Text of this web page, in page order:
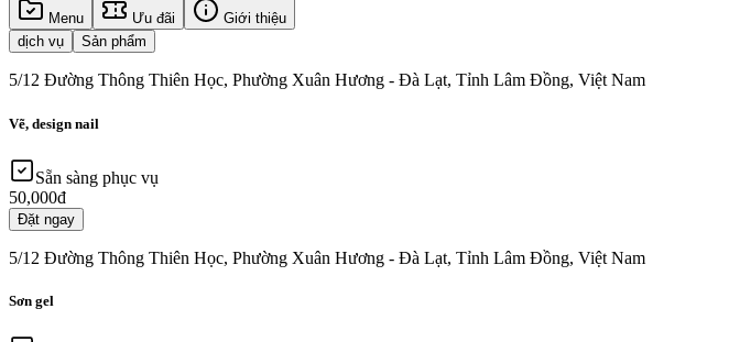
Menu Ưu đãi
Giới thiệu
dịch vụ
Sản phẩm
5/12 Đường Thông Thiên Học, Phường Xuân Hương - Đà Lạt, Tỉnh Lâm Đồng, Việt Nam
Vẽ, design nail
Sẵn sàng phục vụ
50,000đ
Đặt ngay
5/12 Đường Thông Thiên Học, Phường Xuân Hương - Đà Lạt, Tỉnh Lâm Đồng, Việt Nam
Sơn gel